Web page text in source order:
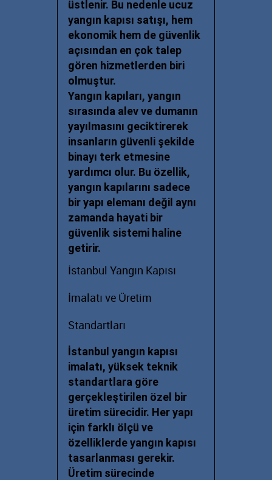
üstlenir. Bu nedenle ucuz
yangın kapısı satışı, hem
ekonomik hem de güvenlik
açısından en çok talep
gören hizmetlerden biri
olmuştur.
Yangın kapıları, yangın
sırasında alev ve dumanın
yayılmasını geciktirerek
insanların güvenli şekilde
binayı terk etmesine
yardımcı olur. Bu özellik,
yangın kapılarını sadece
bir yapı elemanı değil aynı
zamanda hayati bir
güvenlik sistemi haline
getirir.
İstanbul Yangın Kapısı
İmalatı ve Üretim
Standartları
İstanbul yangın kapısı
imalatı, yüksek teknik
standartlara göre
gerçekleştirilen özel bir
üretim sürecidir. Her yapı
için farklı ölçü ve
özelliklerde yangın kapısı
tasarlanması gerekir.
Üretim sürecinde